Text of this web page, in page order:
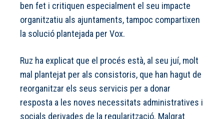
ben fet i critiquen especialment el seu impacte
organitzatiu als ajuntaments, tampoc compartixen
la solució plantejada per Vox.
Ruz ha explicat que el procés està, al seu juí, molt
mal plantejat per als consistoris, que han hagut de
reorganitzar els seus servicis per a donar
resposta a les noves necessitats administratives i
socials derivades de la regularització. Malgrat